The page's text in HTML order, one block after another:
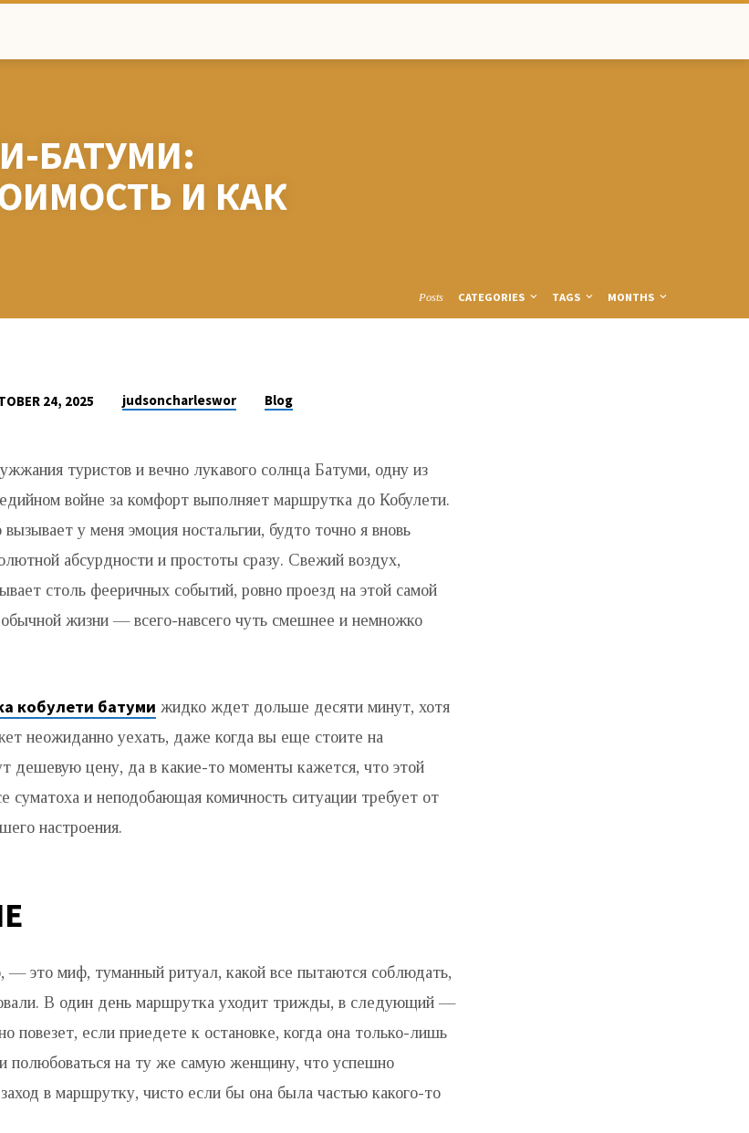
БАТУМИ:
И КАК
Posts CATEGORIES TAGS MONTHS
24, 2025 judsoncharleswor Blog
туристов и вечно лукавого солнца Батуми, одну из
войне за комфорт выполняет маршрутка до Кобулети.
у меня эмоция ностальгии, будто точно я вновь
абсурдности и простоты сразу. Свежий воздух,
столь фееричных событий, ровно проезд на этой самой
жизни — всего-навсего чуть смешнее и немножко
кобулети батуми жидко ждет дольше десяти минут, хотя
неожиданно уехать, даже когда вы еще стоите на
дешевую цену, да в какие-то моменты кажется, что этой
суматоха и неподобающая комичность ситуации требует от
настроения.
— это миф, туманный ритуал, какой все пытаются соблюдать,
В один день маршрутка уходит трижды, в следующий —
повезет, если приедете к остановке, когда она только-лишь
полюбоваться на ту же самую женщину, что успешно
в маршрутку, чисто если бы она была частью какого-то